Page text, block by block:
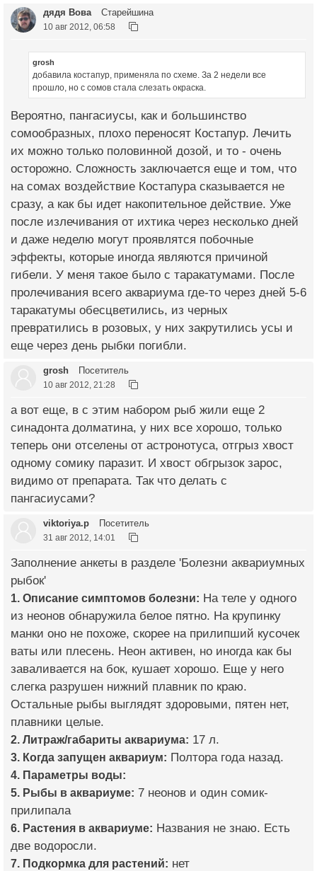
дядя Вова Старейшина
10 авг 2012, 06:58
grosh
добавила костапур, применяла по схеме. За 2 недели все
прошло, но с сомов стала слезать окраска.
Вероятно, пангасиусы, как и большинство
сомообразных, плохо переносят Костапур. Лечить
их можно только половинной дозой, и то - очень
осторожно. Сложность заключается еще и том, что
на сомах воздействие Костапура сказывается не
сразу, а как бы идет накопительное действие. Уже
после излечивания от ихтика через несколько дней
и даже неделю могут проявлятся побочные
эффекты, которые иногда являются причиной
гибели. У меня такое было с таракатумами. После
пролечивания всего аквариума где-то через дней 5-6
таракатумы обесцветились, из черных
превратились в розовых, у них закрутились усы и
еще через день рыбки погибли.
grosh Посетитель
10 авг 2012, 21:28
а вот еще, в с этим набором рыб жили еще 2
синадонта долматина, у них все хорошо, только
теперь они отселены от астронотуса, отгрыз хвост
одному сомику паразит. И хвост обгрызок зарос,
видимо от препарата. Так что делать с
пангасиусами?
viktoriya.p Посетитель
31 авг 2012, 14:01
Заполнение анкеты в разделе 'Болезни аквариумных
рыбок'
1. Описание симптомов болезни: На теле у одного
из неонов обнаружила белое пятно. На крупинку
манки оно не похоже, скорее на прилипший кусочек
ваты или плесень. Неон активен, но иногда как бы
заваливается на бок, кушает хорошо. Еще у него
слегка разрушен нижний плавник по краю.
Остальные рыбы выглядят здоровыми, пятен нет,
плавники целые.
2. Литраж/габариты аквариума: 17 л.
3. Когда запущен аквариум: Полтора года назад.
4. Параметры воды:
5. Рыбы в аквариуме: 7 неонов и один сомик-
прилипала
6. Растения в аквариуме: Названия не знаю. Есть
две водоросли.
7. Подкормка для растений: нет